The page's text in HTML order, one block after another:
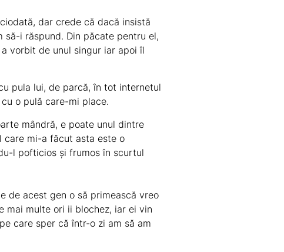
dar crede că dacă insistă
i răspund. Din păcate pentru el,
vorbit de unul singur iar apoi îl
pula lui, de parcă, în tot internetul
o pulă care-mi place.
mândră, e poate unul dintre
care mi-a făcut asta este o
l pofticios și frumos în scurtul
de acest gen o să primească vreo
mai multe ori ii blochez, iar ei vin
care sper că într-o zi am să am